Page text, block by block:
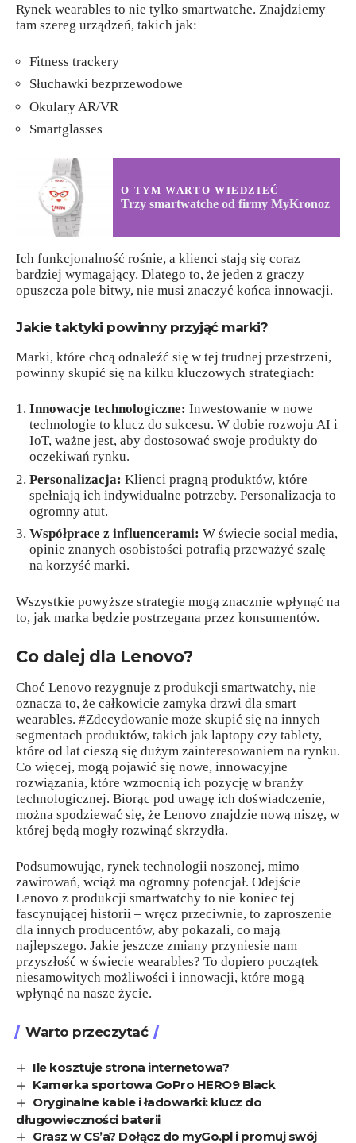
Rynek wearables to nie tylko smartwatche. Znajdziemy
tam szereg urządzeń, takich jak:
Fitness trackery
Słuchawki bezprzewodowe
Okulary AR/VR
Smartglasses
O TYM WARTO WIEDZIEĆ
Trzy smartwatche od firmy MyKronoz
Ich funkcjonalność rośnie, a klienci stają się coraz
bardziej wymagający. Dlatego to, że jeden z graczy
opuszcza pole bitwy, nie musi znaczyć końca innowacji.
Jakie taktyki powinny przyjąć marki?
Marki, które chcą odnaleźć się w tej trudnej przestrzeni,
powinny skupić się na kilku kluczowych strategiach:
Innowacje technologiczne: Inwestowanie w nowe
technologie to klucz do sukcesu. W dobie rozwoju AI i
IoT, ważne jest, aby dostosować swoje produkty do
oczekiwań rynku.
Personalizacja: Klienci pragną produktów, które
spełniają ich indywidualne potrzeby. Personalizacja to
ogromny atut.
Współprace z influencerami: W świecie social media,
opinie znanych osobistości potrafią przeważyć szalę
na korzyść marki.
Wszystkie powyższe strategie mogą znacznie wpłynąć na
to, jak marka będzie postrzegana przez konsumentów.
Co dalej dla Lenovo?
Choć Lenovo rezygnuje z produkcji smartwatchy, nie
oznacza to, że całkowicie zamyka drzwi dla smart
wearables. #Zdecydowanie może skupić się na innych
segmentach produktów, takich jak laptopy czy tablety,
które od lat cieszą się dużym zainteresowaniem na rynku.
Co więcej, mogą pojawić się nowe, innowacyjne
rozwiązania, które wzmocnią ich pozycję w branży
technologicznej. Biorąc pod uwagę ich doświadczenie,
można spodziewać się, że Lenovo znajdzie nową niszę, w
której będą mogły rozwinąć skrzydła.
Podsumowując, rynek technologii noszonej, mimo
zawirowań, wciąż ma ogromny potencjał. Odejście
Lenovo z produkcji smartwatchy to nie koniec tej
fascynującej historii – wręcz przeciwnie, to zaproszenie
dla innych producentów, aby pokazali, co mają
najlepszego. Jakie jeszcze zmiany przyniesie nam
przyszłość w świecie wearables? To dopiero początek
niesamowitych możliwości i innowacji, które mogą
wpłynąć na nasze życie.
Warto przeczytać
Ile kosztuje strona internetowa?
Kamerka sportowa GoPro HERO9 Black
Oryginalne kable i ładowarki: klucz do
długowieczności baterii
Grasz w CS’a? Dołącz do myGo.pl i promuj swój